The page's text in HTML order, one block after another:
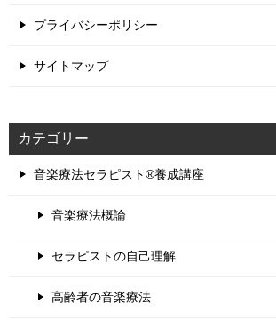
プライバシーポリシー
サイトマップ
カテゴリー
音楽療法セラピスト®養成講座
音楽療法概論
セラピストの自己理解
高齢者の音楽療法